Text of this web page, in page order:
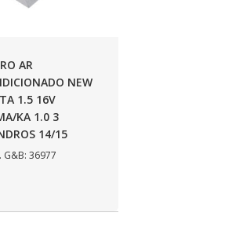
AR
NEW
1.5 16V
KA 1.0 3
14/15
G&B: 36977